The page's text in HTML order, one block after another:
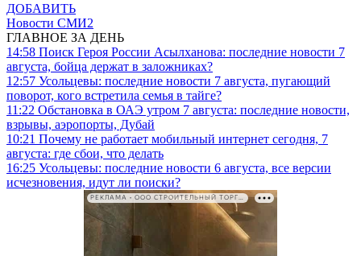
ДОБАВИТЬ
Новости СМИ2
ГЛАВНОЕ ЗА ДЕНЬ
14:58 Поиск Героя России Асылханова: последние новости 7
августа, бойца держат в заложниках?
12:57 Усольцевы: последние новости 7 августа, пугающий
поворот, кого встретила семья в тайге?
11:22 Обстановка в ОАЭ утром 7 августа: последние новости,
взрывы, аэропорты, Дубай
10:21 Почему не работает мобильный интернет сегодня, 7
августа: где сбои, что делать
16:25 Усольцевы: последние новости 6 августа, все версии
исчезновения, идут ли поиски?
РЕКЛАМА • ООО СТРОИТЕЛЬНЫЙ ТОРГОВЫЙ ДОМ «ПЕТРОВИЧ». ИНН: 7802348846